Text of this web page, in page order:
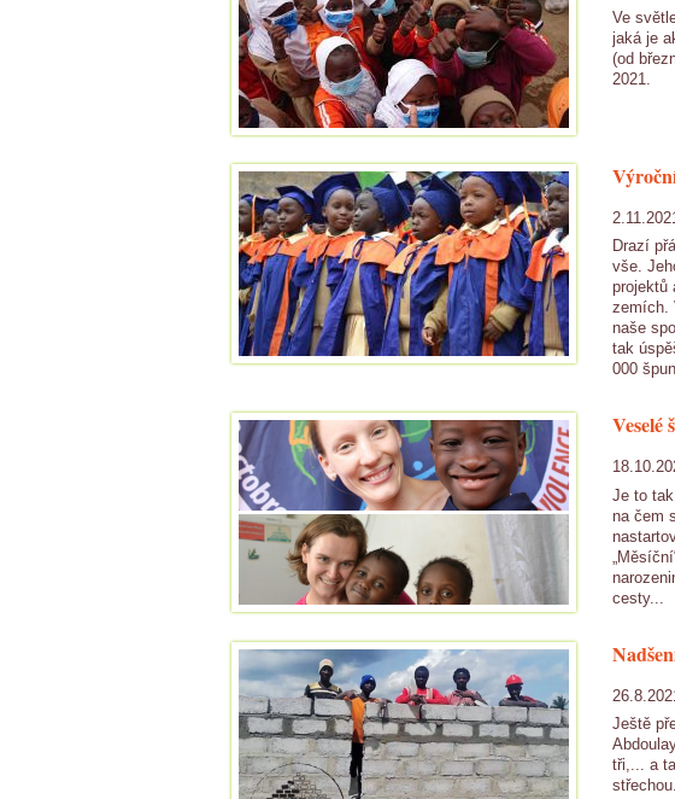
Ve
jaká je
(od
2021.
Drazí
vše.
projektů
zemích.
naše
tak
000
Veselé
Je to
na čem
cesty...
Ještě
tři,... a